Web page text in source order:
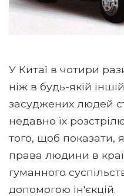
У Китаї в чотири
ніж в будь-якій іншій
засуджених людей
недавно їх
того, щоб показати,
права людини в
гуманного
допомогою ін'єкцій.